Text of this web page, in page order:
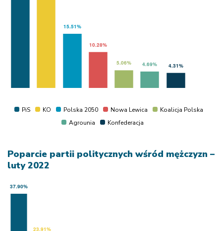
PiS KO Polska 2050 Nowa Lewica
Koalicja Polska
Agrounia
Konfederacja
Poparcie partii politycznych wśród mężczyzn –
luty 2022